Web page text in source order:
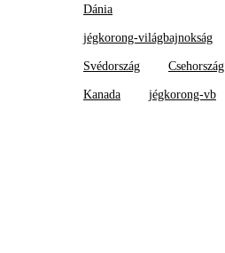
Dánia
jégkorong-világbajnokság
Svédország Csehország
Kanada jégkorong-vb